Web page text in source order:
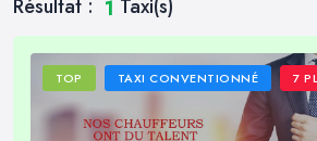
Résultat : 1 Taxi(s)
TOP TAXI CONVENTIONNÉ 7